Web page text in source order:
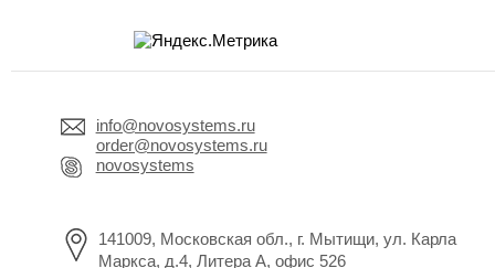
info@novosystems.ru
order@novosystems.ru
novosystems
141009, Московская обл., г. Мытищи, ул. Карла
Маркса, д.4, Литера А, офис 526